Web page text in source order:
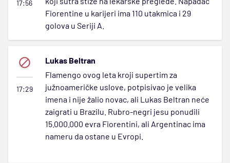
17:56
Fiorentine u karijeri ima 110 utakmica i 29
golova u Seriji A.
17:29
Lukas Beltran
Flamengo ovog leta kroji supertim za
južnoameričke uslove, potpisivao je velika
imena i nije žalio novac, ali Lukas Beltran neće
zaigrati u Brazilu. Rubro-negri jesu ponudili
15.000.000 evra Fiorentini, ali Argentinac ima
nameru da ostane u Evropi.